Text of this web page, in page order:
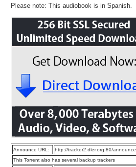
Please note: This audiobook is in Spanish.
Announce URL:
http://tracker2.dler.org:80/announce
This Torrent also has several backup trackers